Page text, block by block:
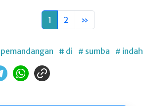
1 2 »
# di # sumba # indah